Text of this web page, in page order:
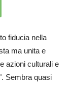
fiducia nella
ma unita e
azioni culturali e
Sembra quasi